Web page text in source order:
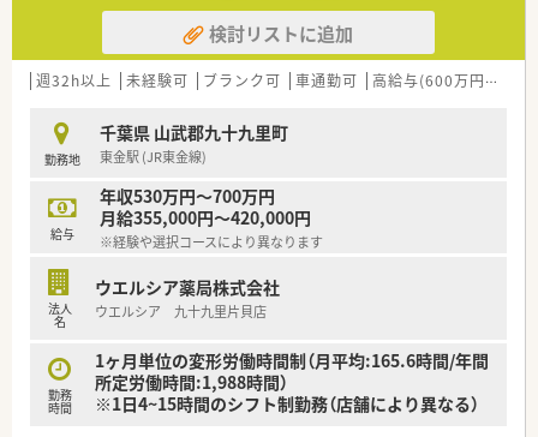
検討リストに追加
週32h以上 未経験可 ブランク可 車通勤可 高給与(600万円以上)
勤務地
千葉県 山武郡九十九里町
東金駅 (JR東金線)
給与
年収530万円～700万円
月給355,000円～420,000円
※経験や選択コースにより異なります
法人
名
ウエルシア薬局株式会社
ウエルシア 九十九里片貝店
勤務
時間
1ヶ月単位の変形労働時間制（月平均:165.6時間/年間
所定労働時間:1,988時間）
※1日4~15時間のシフト制勤務（店舗により異なる）